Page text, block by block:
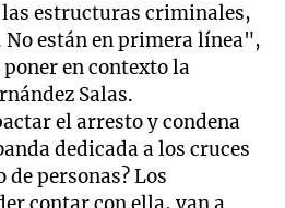
estructuras criminales,
No están en primera línea",
en contexto la
Salas.
el arresto y condena
dedicada a los cruces
personas? Los